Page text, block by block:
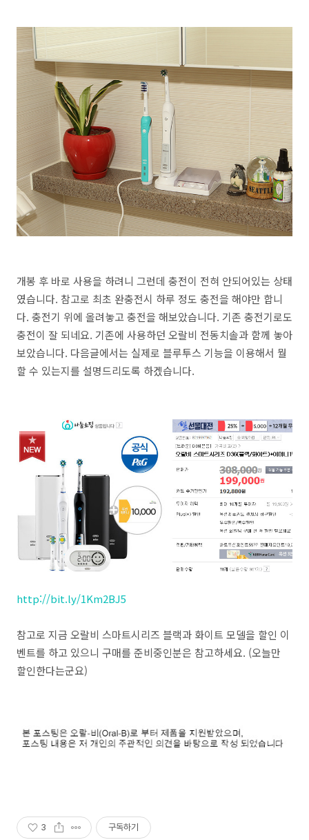
개봉 후 바로 사용을 하려니 그런데 충전이 전혀 안되어있는 상태
였습니다. 참고로 최초 완충전시 하루 정도 충전을 해야만 합니
다. 충전기 위에 올려놓고 충전을 해보았습니다. 기존 충전기로도
충전이 잘 되네요. 기존에 사용하던 오랄비 전동치솔과 함께 놓아
보았습니다. 다음글에서는 실제로 블루투스 기능을 이용해서 뭘
할 수 있는지를 설명드리도록 하겠습니다.
http://bit.ly/1Km2BJ5
참고로 지금 오랄비 스마트시리즈 블랙과 화이트 모델을 할인 이
벤트를 하고 있으니 구매를 준비중인분은 참고하세요. (오늘만
할인한다는군요)
3 구독하기